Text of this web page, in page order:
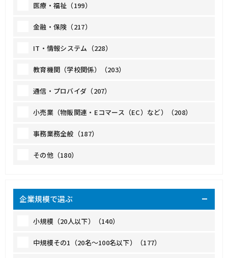
医療・福祉（199）
金融・保険（217）
IT・情報システム（228）
教育機関（学校関係）（203）
通信・プロバイダ（207）
小売業（物販関連・Eコマース（EC）など）（208）
事務業務全般（187）
その他（180）
企業規模で選ぶ
小規模（20人以下）（140）
中規模その1（20名～100名以下）（177）